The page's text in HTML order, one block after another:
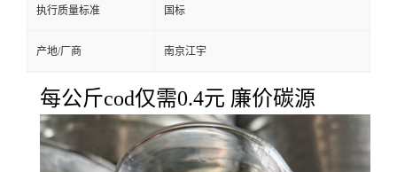
执行质量标准 国标
产地/厂商 南京江宇
每公斤cod仅需0.4元 廉价碳源